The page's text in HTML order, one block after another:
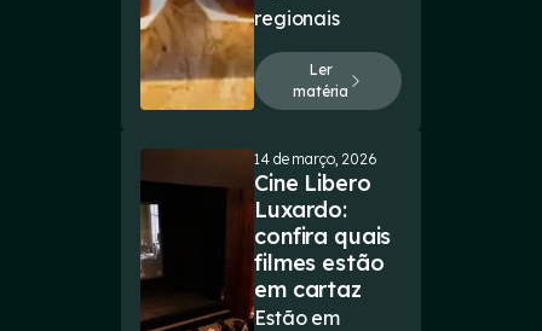
regionais
Ler
matéria
14 de março, 2026
Cine Libero
Luxardo:
confira quais
filmes estão
em cartaz
Estão em